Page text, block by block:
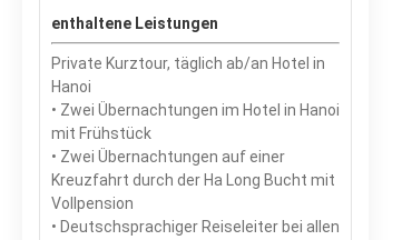
enthaltene Leistungen
Private Kurztour, täglich ab/an Hotel in
Hanoi
• Zwei Übernachtungen im Hotel in Hanoi
mit Frühstück
• Zwei Übernachtungen auf einer
Kreuzfahrt durch der Ha Long Bucht mit
Vollpension
• Deutschsprachiger Reiseleiter bei allen